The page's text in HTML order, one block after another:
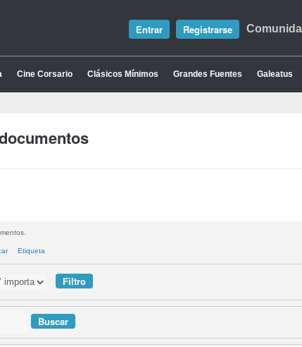
Entrar Registrarse
Cine Corsario Clásicos Mínimos Grandes Fuentes Galeatus
Etiqueta